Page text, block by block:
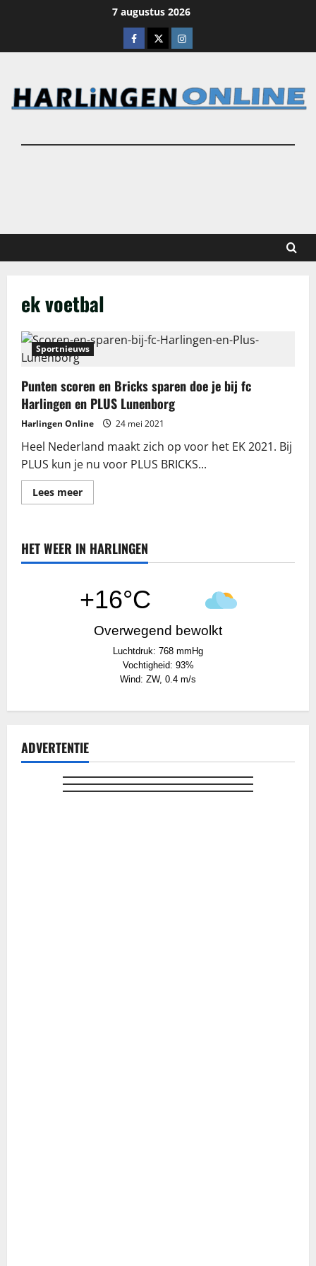
7 augustus 2026
Facebook
X Instagram
ek voetbal
Sportnieuws
Punten scoren en Bricks sparen doe je bij fc
Harlingen en PLUS Lunenborg
Harlingen Online 24 mei 2021
Heel Nederland maakt zich op voor het EK 2021. Bij
PLUS kun je nu voor PLUS BRICKS...
Lees meerLees
meer
en
Bricks
sparen
bij
fc
Harlingen
PLUS
Lunenborg
HET WEER IN HARLINGEN
+16°C
Overwegend bewolkt
Luchtdruk: 768 mmHg
Vochtigheid: 93%
Wind: ZW, 0.4 m/s
ADVERTENTIE